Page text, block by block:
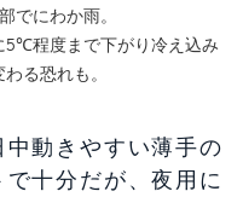
でにわか雨。
5℃程度まで下がり冷え込み
る恐れも。
中動きやすい薄手の
十分だが、夜用に